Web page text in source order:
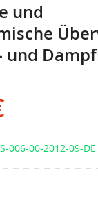
und
und
006-00-2012-09-DE